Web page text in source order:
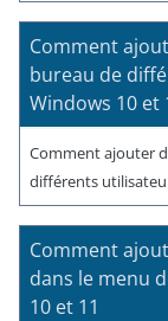
Comment
bureau de
Windows 10 et
Comment ajouter
différents
Comment
dans le menu
10 et 11